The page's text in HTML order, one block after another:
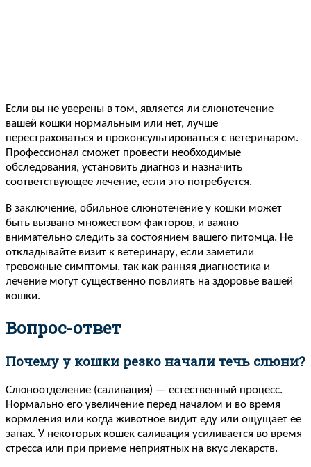
Если вы не уверены в том, является ли слюнотечение
вашей кошки нормальным или нет, лучше
перестраховаться и проконсультироваться с ветеринаром.
Профессионал сможет провести необходимые
обследования, установить диагноз и назначить
соответствующее лечение, если это потребуется.
В заключение, обильное слюнотечение у кошки может
быть вызвано множеством факторов, и важно
внимательно следить за состоянием вашего питомца. Не
откладывайте визит к ветеринару, если заметили
тревожные симптомы, так как ранняя диагностика и
лечение могут существенно повлиять на здоровье вашей
кошки.
Вопрос-ответ
Почему у кошки резко начали течь слюни?
Слюноотделение (саливация) — естественный процесс.
Нормально его увеличение перед началом и во время
кормления или когда животное видит еду или ощущает ее
запах. У некоторых кошек саливация усиливается во время
стресса или при приеме неприятных на вкус лекарств.